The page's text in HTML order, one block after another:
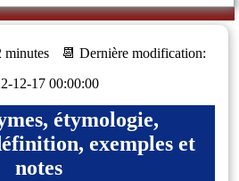
minutes
📆 Dernière modification:
12-17 00:00:00
étymologie,
exemples et
notes